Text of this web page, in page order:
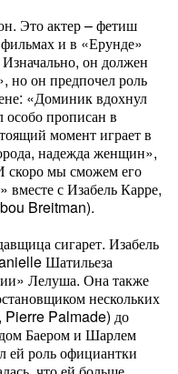
Это актер – фетиш
и в «Ерунде»
он должен
но он предпочел роль
«Доминик вдохнул
прописан в
момент играет в
надежда женщин»,
мы сможем его
вместе с Изабель Карре,
Breitman).
сигарет. Изабель
Шатильеза
Лелуша. Она также
нескольких
Pierre Palmade) до
Баером и Шарлем
роль официантки